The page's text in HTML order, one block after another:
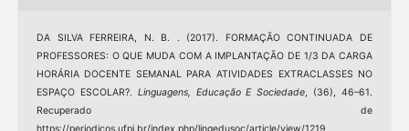
DA SILVA FERREIRA, N. B. . (2017). FORMAÇÃO CONTINUADA DE
PROFESSORES: O QUE MUDA COM A IMPLANTAÇÃO DE 1/3 DA CARGA
HORÁRIA DOCENTE SEMANAL PARA ATIVIDADES EXTRACLASSES NO
ESPAÇO ESCOLAR?. Linguagens, Educação E Sociedade, (36), 46–61.
Recuperado de